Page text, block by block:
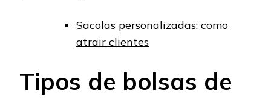
Sacolas personalizadas: como
atrair clientes
Tipos de bolsas de